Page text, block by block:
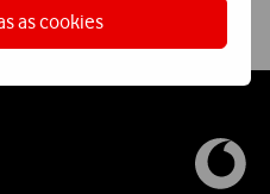
as cookies